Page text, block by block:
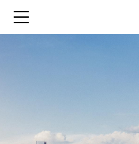
知財活